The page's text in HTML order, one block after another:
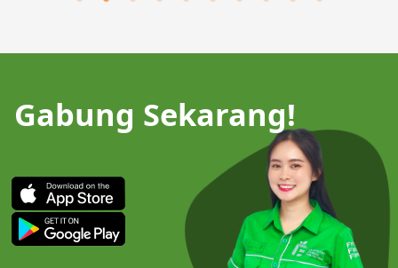
Gabung Sekarang!